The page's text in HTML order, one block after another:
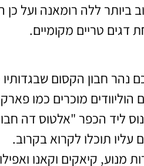
ביותר ללה רומאנה ועל כן
דגים טריים מקומיים.
נהר חבון הקסום שבגדותיו
מוכרים כמו
ליד הכפר "אלטוס דה
תוכלו לקרוא בקרוב.
מנוע, קיאקים וקאנו